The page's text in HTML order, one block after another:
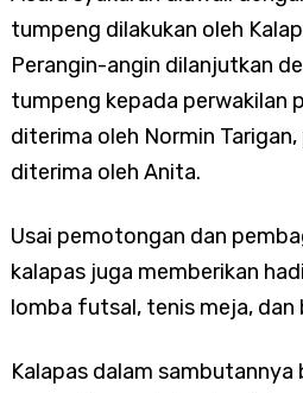
tumpeng dilakukan oleh
Perangin-angin dilanjutkan
tumpeng kepada perwakilan
diterima oleh Normin
diterima oleh Anita.
Usai pemotongan dan
kalapas juga memberikan
lomba futsal, tenis meja, dan
Kalapas dalam sambutannya